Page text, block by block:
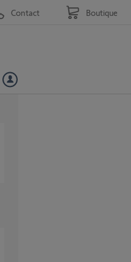
Contact Boutique